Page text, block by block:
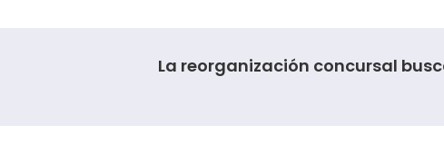
La reorganización concursal